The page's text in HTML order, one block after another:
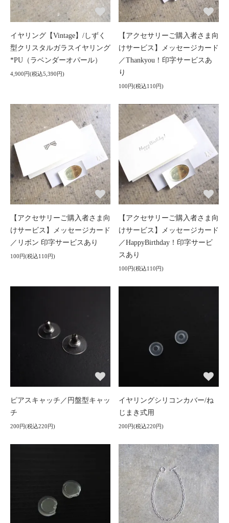
イヤリング【Vintage】/しずく
型クリスタルガラスイヤリング
*PU（ラベンダーオパール）
4,900円(税込5,390円)
【アクセサリーご購入者さま向
けサービス】メッセージカード
／Thankyou！印字サービスあ
り
100円(税込110円)
【アクセサリーご購入者さま向
けサービス】メッセージカード
／リボン 印字サービスあり
100円(税込110円)
【アクセサリーご購入者さま向
けサービス】メッセージカード
／HappyBirthday！印字サービ
スあり
100円(税込110円)
ピアスキャッチ／円盤型キャッ
チ
200円(税込220円)
イヤリングシリコンカバー/ね
じまき式用
200円(税込220円)